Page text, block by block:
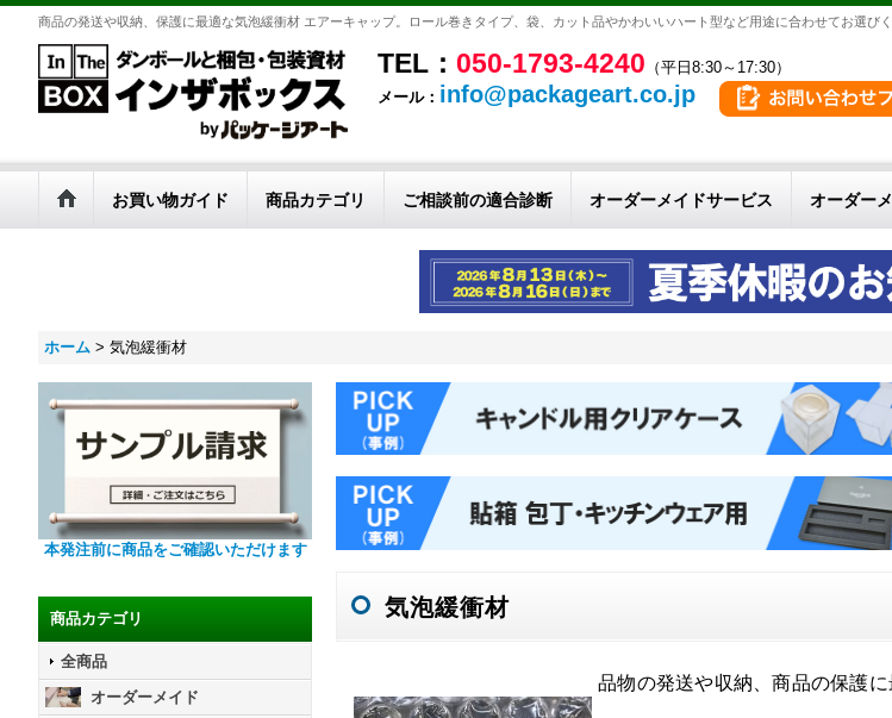
商品の発送や収納、保護に最適な気泡緩衝材 エアーキャップ。ロール巻きタイプ、袋、カット品やかわいいハート型など用途に合わせてお選び
TEL： 050-1793-4240 （平日8:30～17:30）
メール： info@packageart.co.jp
お買い物ガイド 商品カテゴリ ご相談前の適合診断 オーダーメイドサービス オーダー
ホーム > 気泡緩衝材
本発注前に商品をご確認いただけます
商品カテゴリ
全商品
オーダーメイド
気泡緩衝材
品物の発送や収納、商品の保護